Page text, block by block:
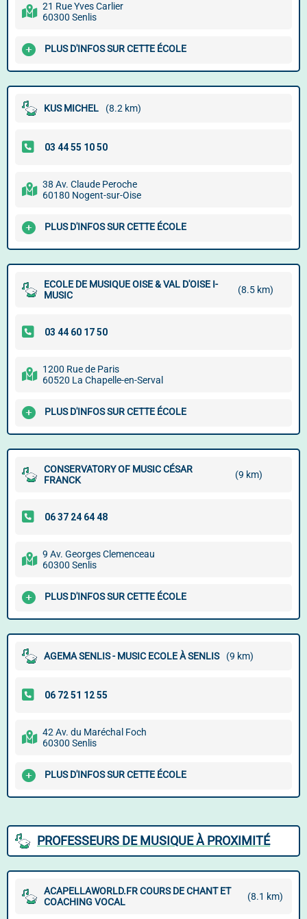
21 Rue Yves Carlier
60300 Senlis
PLUS D'INFOS SUR CETTE ÉCOLE
KUS MICHEL (8.2 km)
38 Av. Claude Peroche
60180 Nogent-sur-Oise
PLUS D'INFOS SUR CETTE ÉCOLE
ECOLE DE MUSIQUE OISE & VAL D'OISE I-
MUSIC
(8.5 km)
1200 Rue de Paris
60520 La Chapelle-en-Serval
PLUS D'INFOS SUR CETTE ÉCOLE
CONSERVATORY OF MUSIC CÉSAR
FRANCK
(9 km)
9 Av. Georges Clemenceau
60300 Senlis
PLUS D'INFOS SUR CETTE ÉCOLE
AGEMA SENLIS - MUSIC ECOLE À SENLIS (9 km)
42 Av. du Maréchal Foch
60300 Senlis
PLUS D'INFOS SUR CETTE ÉCOLE
PROFESSEURS DE MUSIQUE À PROXIMITÉ
ACAPELLAWORLD.FR COURS DE CHANT ET
COACHING VOCAL
(8.1 km)